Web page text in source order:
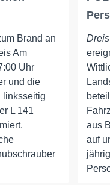
Brand an
Am
Uhr
und die
linksseitig
L 141
aus
auf